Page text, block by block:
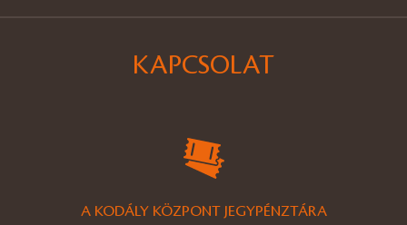
KAPCSOLAT
A KODÁLY KÖZPONT JEGYPÉNZTÁRA